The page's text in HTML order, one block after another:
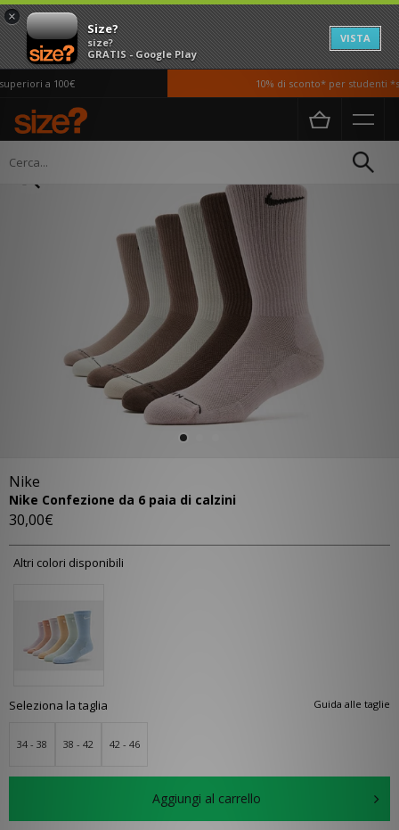
×
Size?
size?
GRATIS - Google Play
VISTA
a 100€ 10% di sconto* per studenti *si
Home Donna
Nike
Nike Confezione da 6 paia di calzini
30,00€
Altri colori disponibili
Guida alle taglie
Seleziona la taglia
34 - 38 38 - 42 42 - 46
Aggiungi al carrello